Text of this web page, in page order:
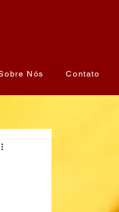
Nós Contato